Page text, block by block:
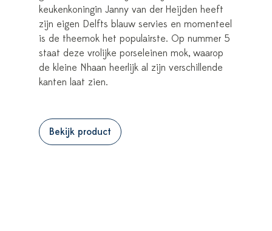
keukenkoningin Janny van der Heijden heeft
zijn eigen Delfts blauw servies en momenteel
is de theemok het populairste. Op nummer 5
staat deze vrolijke porseleinen mok, waarop
de kleine Nhaan heerlijk al zijn verschillende
kanten laat zien.
Bekijk product